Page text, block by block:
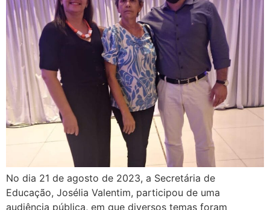
No dia 21 de agosto de 2023, a Secretária de
Educação, Josélia Valentim, participou de uma
audiência pública, em que diversos temas foram